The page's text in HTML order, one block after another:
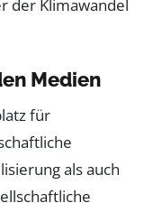
der Klimawandel
Medien
für
als auch